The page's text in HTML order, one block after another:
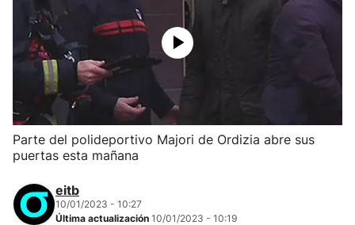
Parte del polideportivo Majori de Ordizia abre sus
puertas esta mañana
eitb
10/01/2023 - 10:27
Última actualización 10/01/2023 - 10:19